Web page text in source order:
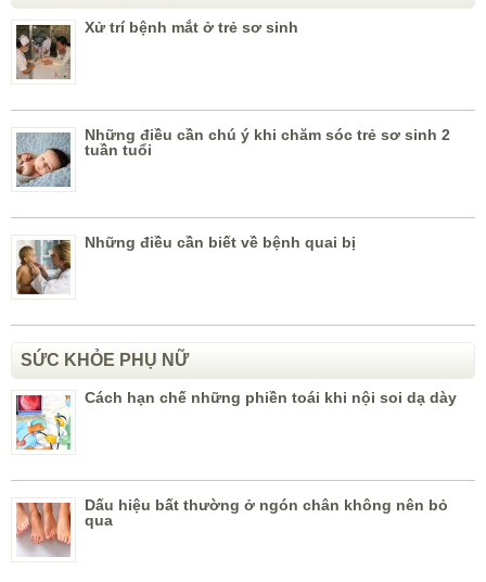
Xử trí bệnh mắt ở trẻ sơ sinh
Những điều cần chú ý khi chăm sóc trẻ sơ sinh 2
tuần tuổi
Những điều cần biết về bệnh quai bị
SỨC KHỎE PHỤ NỮ
Cách hạn chế những phiền toái khi nội soi dạ dày
Dấu hiệu bất thường ở ngón chân không nên bỏ
qua